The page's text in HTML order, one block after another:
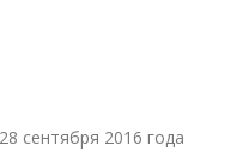
сентября 2016 года